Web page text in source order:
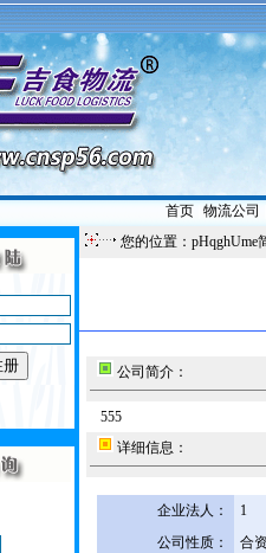
首页| 物流公司
您的位置：pHqghUme
公司简介：
555
详细信息：
企业法人：
1
公司性质：
合